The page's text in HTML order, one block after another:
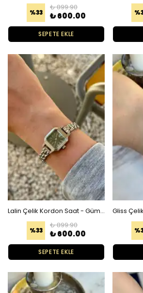
%33
₺ 899.90
₺ 600.00
SEPETE EKLE
%
Lalin Çelik Kordon Saat - Gümüş Yeşil
%33
₺ 899.90
₺ 600.00
SEPETE EKLE
%